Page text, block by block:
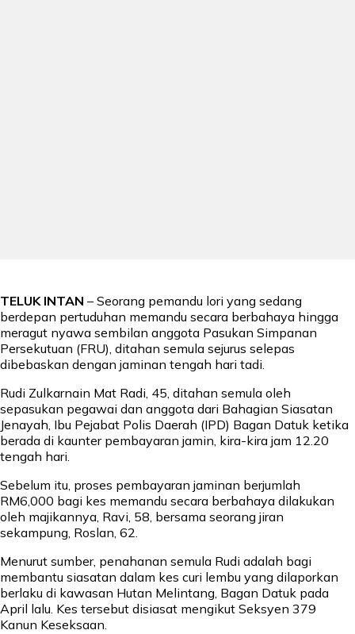
TELUK INTAN – Seorang pemandu lori yang sedang
berdepan pertuduhan memandu secara berbahaya hingga
meragut nyawa sembilan anggota Pasukan Simpanan
Persekutuan (FRU), ditahan semula sejurus selepas
dibebaskan dengan jaminan tengah hari tadi.
Rudi Zulkarnain Mat Radi, 45, ditahan semula oleh
sepasukan pegawai dan anggota dari Bahagian Siasatan
Jenayah, Ibu Pejabat Polis Daerah (IPD) Bagan Datuk ketika
berada di kaunter pembayaran jamin, kira-kira jam 12.20
tengah hari.
Sebelum itu, proses pembayaran jaminan berjumlah
RM6,000 bagi kes memandu secara berbahaya dilakukan
oleh majikannya, Ravi, 58, bersama seorang jiran
sekampung, Roslan, 62.
Menurut sumber, penahanan semula Rudi adalah bagi
membantu siasatan dalam kes curi lembu yang dilaporkan
berlaku di kawasan Hutan Melintang, Bagan Datuk pada
April lalu. Kes tersebut disiasat mengikut Seksyen 379
Kanun Keseksaan.